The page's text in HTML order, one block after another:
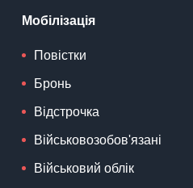
Мобілізація
Повістки
Бронь
Відстрочка
Військовозобов'язані
Військовий облік